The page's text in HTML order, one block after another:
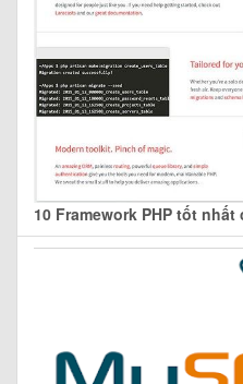
10 Framework PHP tốt